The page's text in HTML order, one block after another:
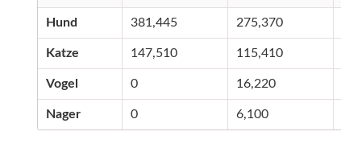
Hund 381,445 275,370
Katze 147,510 115,410
Vogel 0 16,220
Nager 0 6,100